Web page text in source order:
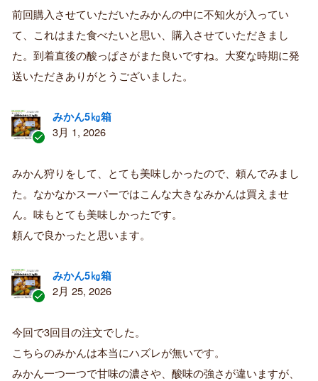
証
済
み
購
者
前回購入させていただいたみかんの中に不知火が入ってい
て、これはまた食べたいと思い、購入させていただきまし
た。到着直後の酸っぱさがまた良いですね。大変な時期に発
送いただきありがとうございました。
証
済
み
購
者
みかん5㎏箱
3月 1, 2026
みかん狩りをして、とても美味しかったので、頼んでみまし
た。なかなかスーパーではこんな大きなみかんは買えませ
ん。味もとても美味しかったです。
頼んで良かったと思います。
証
済
み
購
みかん5㎏箱
2月 25, 2026
今回で3回目の注文でした。
こちらのみかんは本当にハズレが無いです。
みかん一つ一つで甘味の濃さや、酸味の強さが違いますが、